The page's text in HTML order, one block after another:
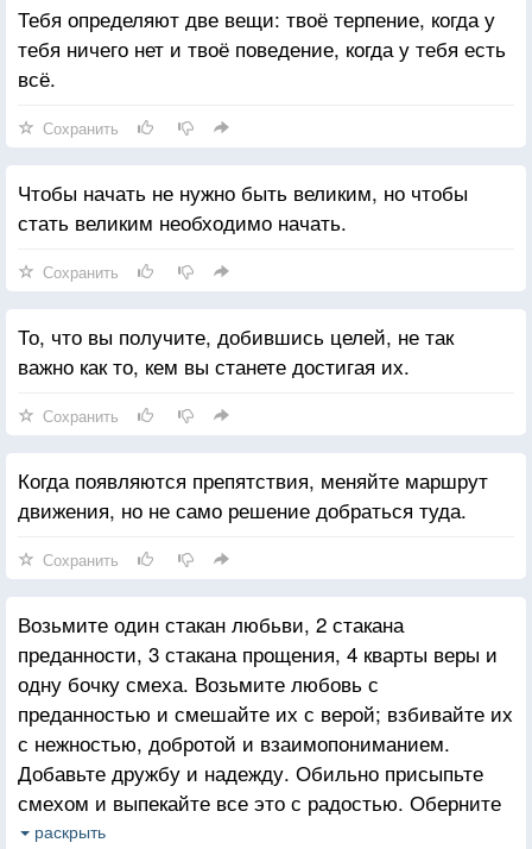
Тебя определяют две вещи: твоё терпение, когда у
тебя ничего нет и твоё поведение, когда у тебя есть
всё.
Сохранить
Чтобы начать не нужно быть великим, но чтобы
стать великим необходимо начать.
Сохранить
То, что вы получите, добившись целей, не так
важно как то, кем вы станете достигая их.
Сохранить
Когда появляются препятствия, меняйте маршрут
движения, но не само решение добраться туда.
Сохранить
Возьмите один стакан любьви, 2 стакана
преданности, 3 стакана прощения, 4 кварты веры и
одну бочку смеха. Возьмите любовь с
преданностью и смешайте их с верой; взбивайте их
с нежностью, добротой и взаимопониманием.
Добавьте дружбу и надежду. Обильно присыпьте
смехом и выпекайте все это с радостью. Оберните
это все в объятия и подавайте щедрые порции
раскрыть